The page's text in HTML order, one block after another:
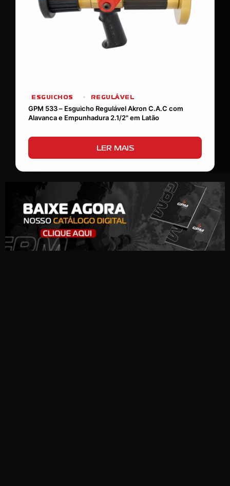
ESGUICHOS
REGULÁVEL
GPM 533 – Esguicho Regulável Akron C.A.C com
Alavanca e Empunhadura 2.1/2" em Latão
LER MAIS